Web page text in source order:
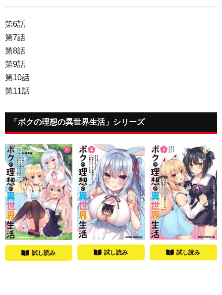
第6話
第7話
第8話
第9話
第10話
第11話
「ボクの理想の異世界生活」シリーズ
試し読み 試し読み 試し読み